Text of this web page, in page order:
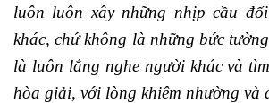
luôn luôn xây những nhịp cầu
khác, chứ không là những bức
là luôn lắng nghe người khác và
hòa giải, với lòng khiêm nhường và